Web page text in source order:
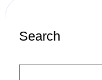
Search
S